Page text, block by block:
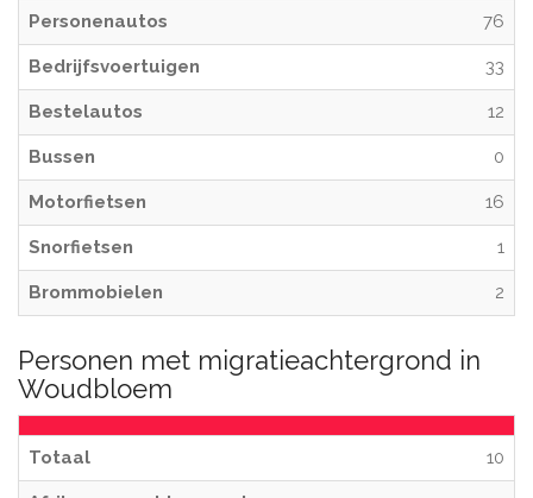
Personenautos 76
Bedrijfsvoertuigen 33
Bestelautos 12
Bussen 0
Motorfietsen 16
Snorfietsen 1
Brommobielen 2
Personen met migratieachtergrond in
Woudbloem
Totaal 10